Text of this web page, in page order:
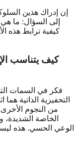
إن إدراك هذين
إلى السؤال: ما
كيفية ترابط هذه
كيف يتناسب
فكر في السمات
التحفيزية الذاتية
من النجوم
الخاصة
الوعي الحسي. هذه